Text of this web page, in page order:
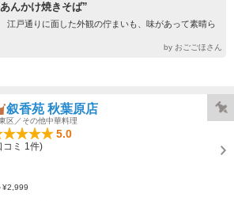
んかけ焼きそば”
江戸通りに面した外観の佇まいも、味があって素晴ら
by おごごほさん
叙香苑 秋葉原店
区／その他中華料理
5.0
コミ 1件)
¥2,999